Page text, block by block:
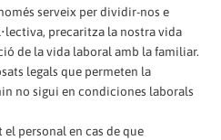
serveix per dividir-nos e
precaritza la nostra vida
de la vida laboral amb la familiar.
legals que permeten la
no sigui en condiciones laborals
personal en cas de que